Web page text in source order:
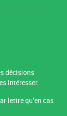
décisions
intéresser.
lettre qu’en cas